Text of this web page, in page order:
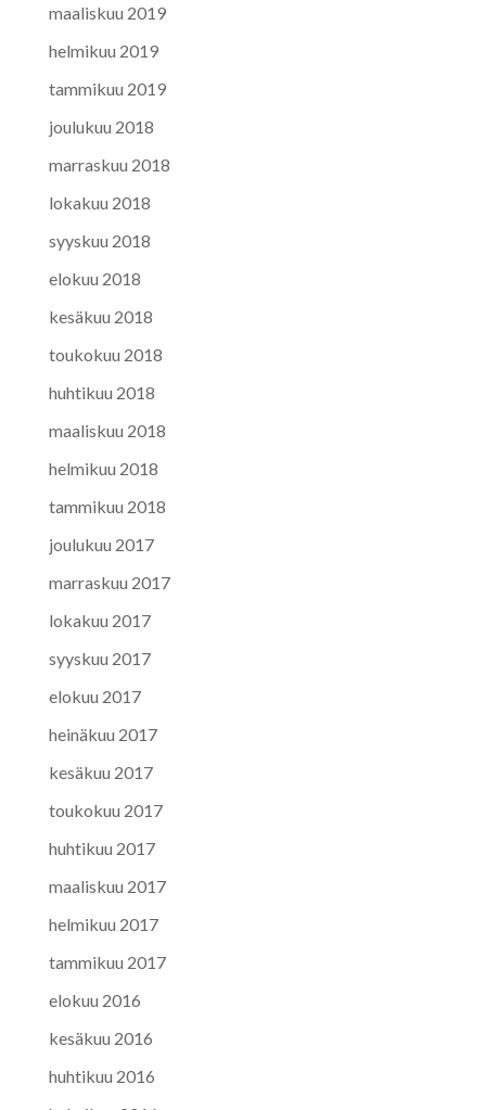
maaliskuu 2019
helmikuu 2019
tammikuu 2019
joulukuu 2018
marraskuu 2018
lokakuu 2018
syyskuu 2018
elokuu 2018
kesäkuu 2018
toukokuu 2018
huhtikuu 2018
maaliskuu 2018
helmikuu 2018
tammikuu 2018
joulukuu 2017
marraskuu 2017
lokakuu 2017
syyskuu 2017
elokuu 2017
heinäkuu 2017
kesäkuu 2017
toukokuu 2017
huhtikuu 2017
maaliskuu 2017
helmikuu 2017
tammikuu 2017
elokuu 2016
kesäkuu 2016
huhtikuu 2016